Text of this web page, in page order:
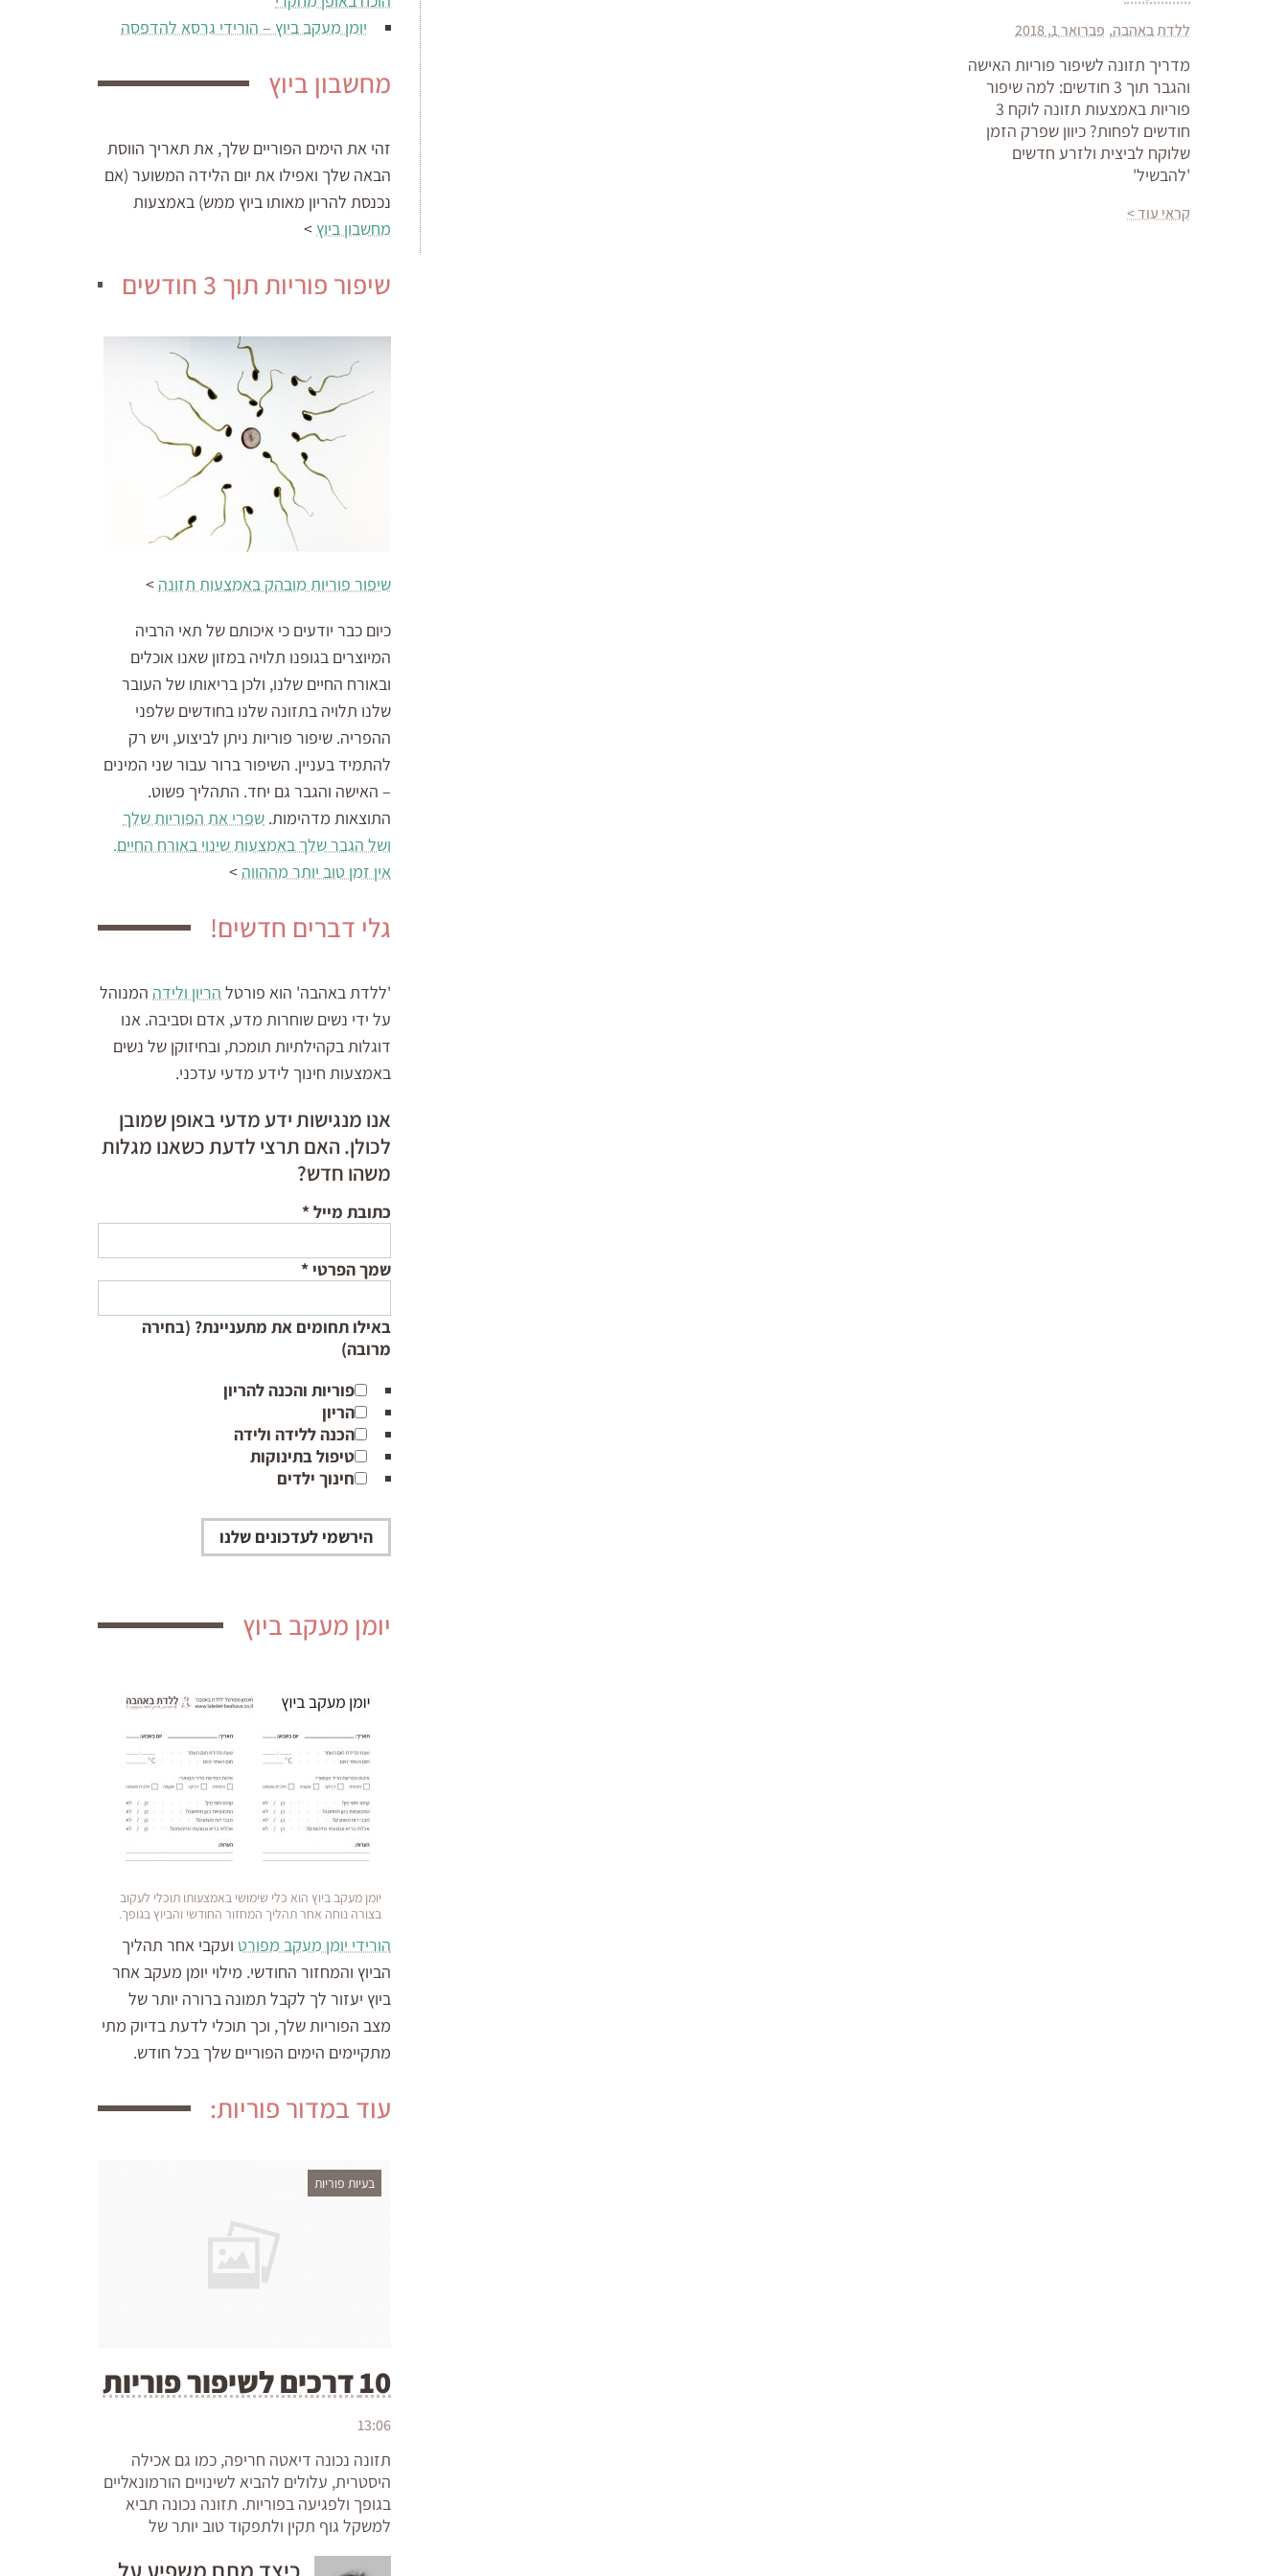
ללדת באהבה פברואר 1, 2018
מדריך תזונה לשיפור פוריות האישה
והגבר תוך 3 חודשים: למה שיפור
פוריות באמצעות תזונה לוקח 3
חודשים לפחות? כיוון שפרק הזמן
שלוקח לביצית ולזרע חדשים
'להבשיל'
קראי עוד >
יומן מעקב ביוץ – הורידי גרסא להדפסה
מחשבון ביוץ
זהי את הימים הפוריים שלך, את תאריך הווסת
הבאה שלך ואפילו את יום הלידה המשוער (אם
נכנסת להריון מאותו ביוץ ממש) באמצעות
מחשבון ביוץ >
שיפור פוריות תוך 3 חודשים
שיפור פוריות מובהק באמצעות תזונה >
כיום כבר יודעים כי איכותם של תאי הרביה
המיוצרים בגופנו תלויה במזון שאנו אוכלים
ובאורח החיים שלנו, ולכן בריאותו של העובר
שלנו תלויה בתזונה שלנו בחודשים שלפני
ההפריה. שיפור פוריות ניתן לביצוע, ויש רק
להתמיד בעניין. השיפור ברור עבור שני המינים
– האישה והגבר גם יחד. התהליך פשוט.
התוצאות מדהימות. שפרי את הפוריות שלך
ושל הגבר שלך באמצעות שינוי באורח החיים.
אין זמן טוב יותר מההווה >
גלי דברים חדשים!
'ללדת באהבה' הוא פורטל הריון ולידה המנוהל
על ידי נשים שוחרות מדע, אדם וסביבה. אנו
דוגלות בקהילתיות תומכת, ובחיזוקן של נשים
באמצעות חינוך לידע מדעי עדכני.
אנו מנגישות ידע מדעי באופן שמובן
לכולן. האם תרצי לדעת כשאנו מגלות
משהו חדש?
כתובת מייל*
שמך הפרטי *
באילו תחומים את מתעניינת? (בחירה
מרובה)
פוריות והכנה להריון
הריון
הכנה ללידה ולידה
טיפול בתינוקות
חינוך ילדים
יומן מעקב ביוץ
יומן מעקב ביוץ הוא כלי שימושי באמצעותו תוכלי לעקוב
בצורה נוחה אחר תהליך המחזור החודשי והביוץ בגופך.
הורידי יומן מעקב מפורט ועקבי אחר תהליך
הביוץ והמחזור החודשי. מילוי יומן מעקב אחר
ביוץ יעזור לך לקבל תמונה ברורה יותר של
מצב הפוריות שלך, וכך תוכלי לדעת בדיוק מתי
מתקיימים הימים הפוריים שלך בכל חודש.
עוד במדור פוריות:
בעיות פוריות
10 דרכים לשיפור פוריות
13:06
תזונה נכונה דיאטה חריפה, כמו גם אכילה
היסטרית, עלולים להביא לשינויים הורמונאליים
בגופך ולפגיעה בפוריות. תזונה נכונה תביא
למשקל גוף תקין ולתפקוד טוב יותר של